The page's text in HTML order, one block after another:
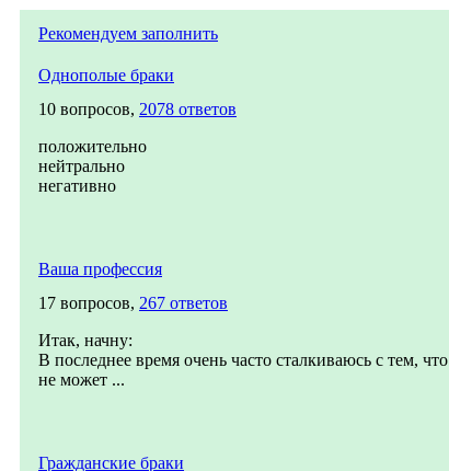
Рекомендуем заполнить
Однополые браки
10 вопросов, 2078 ответов
положительно
нейтрально
негативно
Ваша профессия
17 вопросов, 267 ответов
Итак, начну:
В последнее время очень часто сталкиваюсь с тем,
не может ...
Гражданские браки